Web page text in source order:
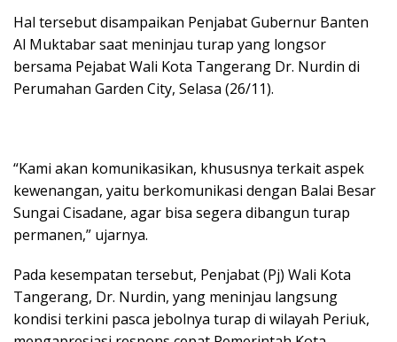
Hal tersebut disampaikan Penjabat Gubernur Banten
Al Muktabar saat meninjau turap yang longsor
bersama Pejabat Wali Kota Tangerang Dr. Nurdin di
Perumahan Garden City, Selasa (26/11).
“Kami akan komunikasikan, khususnya terkait aspek
kewenangan, yaitu berkomunikasi dengan Balai Besar
Sungai Cisadane, agar bisa segera dibangun turap
permanen,” ujarnya.
Pada kesempatan tersebut, Penjabat (Pj) Wali Kota
Tangerang, Dr. Nurdin, yang meninjau langsung
kondisi terkini pasca jebolnya turap di wilayah Periuk,